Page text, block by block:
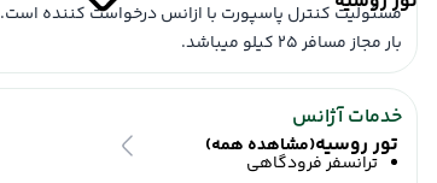
تور روسیه(مشاهده همه)
آتا
آنتالیا
فرودگاه دنیزلی
08 شهریور 1404
از آنتالیا ,فرودگاه دنیزلی
مسئولیت کنترل پاسپورت با ازانس درخواست کننده است.
بار مجاز مسافر 25 کیلو میباشد.
خدمات آژانس
ترانسفر فرودگاهی